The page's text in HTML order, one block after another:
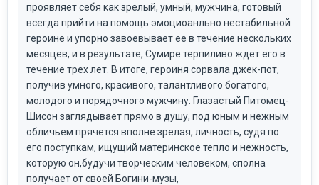
проявляет себя как зрелый, умный, мужчина, готовый
всегда прийти на помощь эмоциоанльно нестабильной
героине и упорно завоевывает ее в течение нескольких
месяцев, и в результате, Сумире терпиливо ждет его в
течение трех лет. В итоге, героиня сорвала джек-пот,
получив умного, красивого, талантливого богатого,
молодого и порядочного мужчину. Глазастый Питомец-
Шисон заглядывает прямо в душу, под юным и нежным
обличьем прячется вполне зрелая, личность, судя по
его поступкам, ищущий материнское тепло и нежность,
которую он,будучи творческим человеком, сполна
получает от своей Богини-музы,